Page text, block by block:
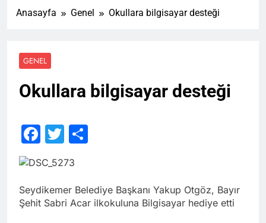
Anasayfa Genel Okullara bilgisayar desteği
GENEL
Okullara bilgisayar desteği
Facebook
Twitter
Seydikemer Belediye Başkanı Yakup Otgöz, Bayır
Şehit Sabri Acar ilkokuluna Bilgisayar hediye etti